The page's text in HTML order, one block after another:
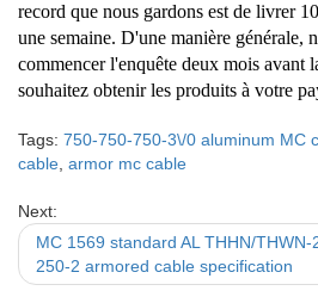
record que nous gardons est de livrer
une semaine. D'une manière générale,
commencer l'enquête deux mois avant
souhaitez obtenir les produits à votre
Tags: 750-750-750-3\/0 aluminum MC
cable armor mc cable
Next:
MC 1569 standard AL THHN/
250-2 armored cable specification